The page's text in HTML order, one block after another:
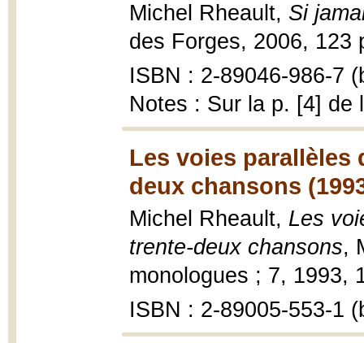
Michel Rheault, Si
des Forges, 2006, 123
ISBN : 2-89046-986-7
Notes : Sur la p. [4] de
Les voies parallèles
deux chansons
Michel Rheault, Les
trente-deux chansons,
monologues ; 7, 1993,
ISBN : 2-89005-553-1